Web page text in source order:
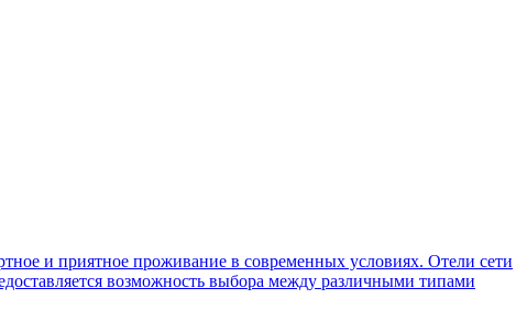
и приятное проживание в современных условиях. Отели сети
возможность выбора между различными типами